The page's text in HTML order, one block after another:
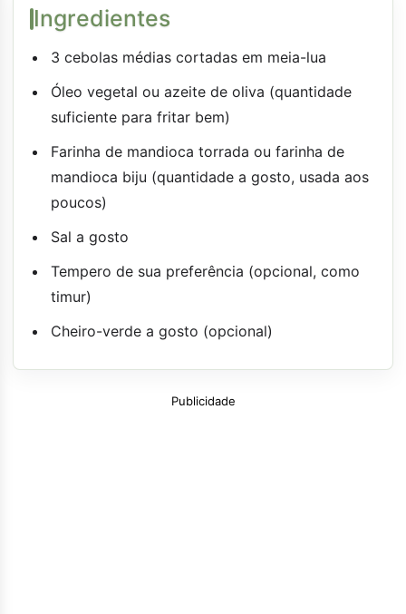
Ingredientes
3 cebolas médias cortadas em meia-lua
Óleo vegetal ou azeite de oliva (quantidade
suficiente para fritar bem)
Farinha de mandioca torrada ou farinha de
mandioca biju (quantidade a gosto, usada aos
poucos)
Sal a gosto
Tempero de sua preferência (opcional, como
timur)
Cheiro-verde a gosto (opcional)
Publicidade